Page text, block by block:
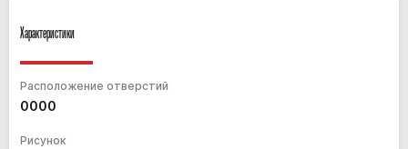
Характеристики
Расположение отверстий
0000
Рисунок